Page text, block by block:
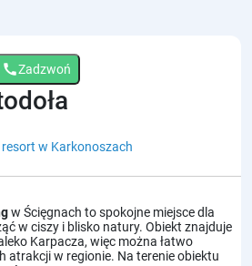
callZadzwoń
w Karkonoszach
w Ścięgnach to spokojne miejsce dla
w ciszy i blisko natury. Obiekt znajduje
Karpacza, więc można łatwo
atrakcji w regionie. Na terenie obiektu